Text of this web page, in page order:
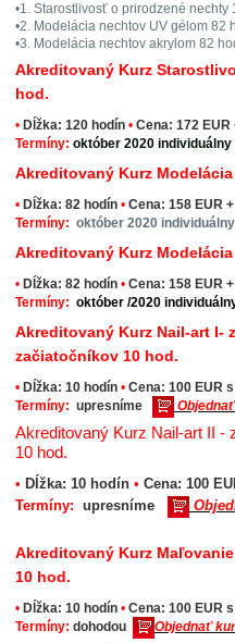
•1. Starostlivosť o prirodzené nechty
•2. Modelácia nechtov UV gélom 82
•3. Modelácia nechtov akrylom 82
Akreditovaný Kurz
hod.
• Dĺžka: 120 hodín • Cena: 172 EUR
Termíny: október 2020
Akreditovaný Kurz
• Dĺžka: 82 hodín • Cena: 158 EUR+
Termíny: október 2020
Akreditovaný Kurz
• Dĺžka: 82 hodín • Cena: 158 EUR +
Termíny: október /2020
Akreditovaný Kurz Nail-art I-
začiatočníkov 10 hod.
• Dĺžka: 10 hodín • Cena: 100 EUR s
Termíny: upresníme
Akreditovaný Kurz Nail-art II -
10 hod.
• Dĺžka: 10 hodín • Cena: 100
Termíny: upresníme
Akreditovaný Kurz
10 hod.
• Dĺžka: 10 hodín • Cena: 100 EUR
Termíny: dohodou Objednať